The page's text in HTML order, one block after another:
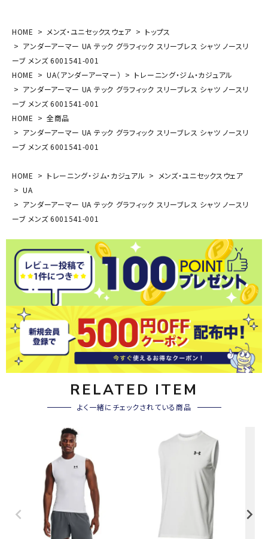
HOME メンズ・ユニセックスウェア
トップス
アンダーアーマー UA テック グラフィック スリーブレス シャツ ノースリ
ーブ メンズ 6001541-001
HOME
UA（アンダーアーマー）
トレーニング・ジム・カジュアル
アンダーアーマー UA テック グラフィック スリーブレス シャツ ノースリ
ーブ メンズ 6001541-001
HOME
全商品
アンダーアーマー UA テック グラフィック スリーブレス シャツ ノースリ
ーブ メンズ 6001541-001
HOME トレーニング・ジム・カジュアル
メンズ・ユニセックスウェア
UA
アンダーアーマー UA テック グラフィック スリーブレス シャツ ノースリ
ーブ メンズ 6001541-001
RELATED ITEM
よく一緒にチェックされている商品